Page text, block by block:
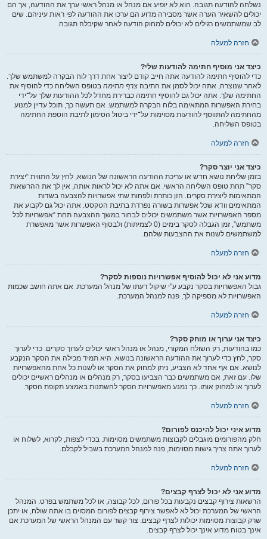
נשלחה להודעה תגובה. הוא לא יופיע אם מנהל או מנהל ראשי ערך את ההודעה, אך הם
יכולים להשאיר הערה אשר מסבירה מדוע הם ערכו את ההודעה לפי ראות עיניהם. שים
לב שמשתמשים רגילים לא יכולים למחוק הודעה לאחר שקיבלה תגובה.
חזרה למעלה
כיצד אני מוסיף חתימה להודעות שלי?
כדי להוסיף חתימה להודעה אתה חייב קודם ליצור אחת דרך לוח הבקרה למשתמש שלך.
לאחר שנוצרה, אתה יכול לסמן את התיבה צרף חתימה בטופס השליחה כדי להוסיף את
החתימה שלך. אתה יכול גם להוסיף חתימה כברירת מחדל לכל ההודעות שלך על־ידי
בחירת האפשרות המתאימה בלוח הבקרה למשתמש. אם תעשה כך, תוכל עדיין למנוע
מהחתימה להתווסף להודעות מסוימות על־ידי ביטול הסימון לתיבת הוספת החתימה
בטופס השליחה.
חזרה למעלה
כיצד אני יוצר סקר?
בזמן שליחת נושא חדש או עריכת ההודעה הראשונה של הנושא, לחץ על התווית “יצירת
סקר” תחת טופס השליחה הראשי. אם אתה לא יכול לראות אותה, אין לך את ההרשאות
המתאימות ליצירת סקרים. הזן כותרת ולפחות שתי אפשרויות להצבעה בשדות
המתאימים וודא שכל אפשרות בשורה נפרדת בתיבת הטקסט. אתה יכול גם לקבוע את
מספר האפשרויות אשר משתמשים יכולים לבחור במשך ההצבעה תחת “אפשרויות לכל
משתמש”, זמן הגבלה לסקר בימים (0 לצמיתות) ולבסוף האפשרות אשר מאפשרת
למשתמשים לשנות את ההצבעות שלהם.
חזרה למעלה
מדוע אני לא יכול להוסיף אפשרויות נוספות לסקר?
גבול האפשרויות בסקר נקבע ע"י שיקול דעתו של מנהל המערכת. אם אתה חושב שכמות
האפשרויות לא מספיקה לך, פנה למנהל המערכת.
חזרה למעלה
כיצד אני ערוך או מוחק סקר?
כמו בהודעות, רק השולח המקורי, מנהל או מנהל ראשי יכולים לערוך סקרים. כדי לערוך
סקר, לחץ כדי לערוך את ההודעה הראשונה בנושא. היא תמיד מכילה את הסקר הנקבע
לנושא. אם אף אחד לא הצביע, ניתן למחוק את הסקר או לשנות כל אחת מהאפשרויות
שלו. עם זאת, אם משתמשים כבר הצביעו בסקר, רק מנהלים או מנהלים ראשיים יכולים
לערוך או למחוק אותו. כך נמנע מאפשרויות הסקר להשתנות באמצע תקופת הסקר.
חזרה למעלה
מדוע איני יכול להיכנס לפורום?
חלק מהפורומים מוגבלים לקבוצות משתמשים מסוימות. בכדי לצפות, לקרוא, לשלוח או
לערוך אתה צריך גישות מסוימות, פנה למנהל המערכת בשביל לקבלם.
חזרה למעלה
מדוע אני לא יכול לצרף קבצים?
הרשאות צירוף קבצים נקבעות בכל פורום, לכל קבוצה, או לכל משתמש בפרט. המנהל
הראשי של המערכת יכול לא לאפשר צירוף קבצים לפורום המסוים בו אתה שולח, או יתכן
שרק קבוצות מסוימות יכולות לצרף קבצים. צור קשר עם המנהל הראשי של המערכת אם
אינך בטוח מדוע אינך יכול לצרף קבצים.